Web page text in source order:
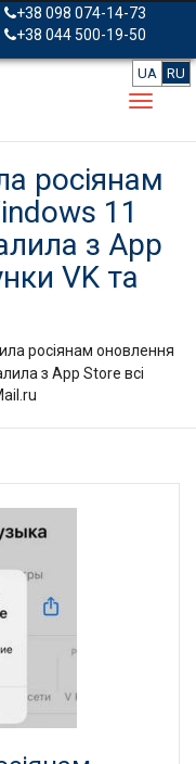
+38 098 074-14-73
+38 044 500-19-50
UA RU
росіянам
11
з App
VK та
росіянам оновлення
з App Store всі